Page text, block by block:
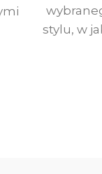
stylu, w